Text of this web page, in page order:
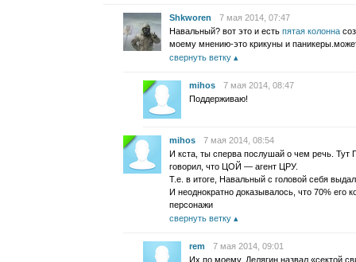
Shkworen
7 мая 2014, 07:47
Навальный? вот это и есть пятая колонна
моему мнению-это крикуны и
свернуть ветку
mihos
7 мая 2014, 08:47
Поддерживаю!
mihos
7 мая 2014, 08:54
И кста, ты сперва послушай о чем речь.
говорил, что ЦОЙ — агент ЦРУ.
Т.е. в итоге, Навальный с головой себя
И неоднократно доказывалось, что 70%
персонажи
свернуть ветку
rem
7 мая 2014, 09:01
Их по моему, Делягин назвал «сектой